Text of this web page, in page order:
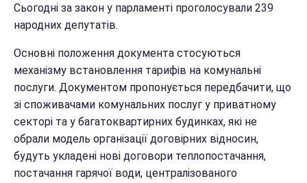
Сьогодні за закон у парламенті проголосували 239
народних депутатів.
Основні положення документа стосуються
механізму встановлення тарифів на комунальні
послуги. Документом пропонується передбачити, що
зі споживачами комунальних послуг у приватному
секторі та у багатоквартирних будинках, які не
обрали модель організації договірних відносин,
будуть укладені нові договори теплопостачання,
постачання гарячої води, централізованого